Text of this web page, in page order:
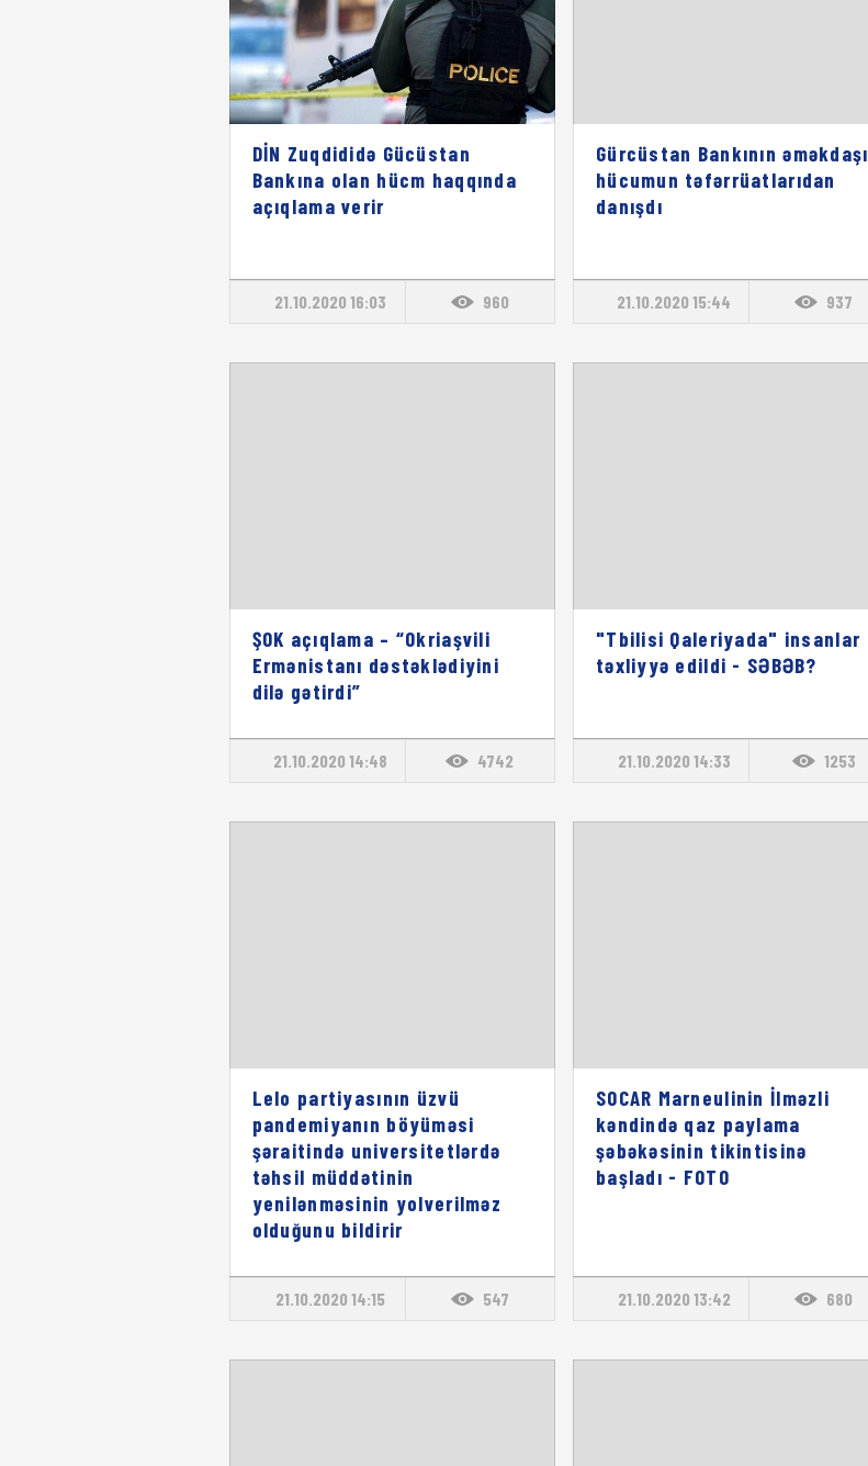
DİN Zuqdididə Gücüstan
Bankına olan hücm haqqında
açıqlama verir
21.10.2020 16:03 960
Gürcüstan Bankının əməkdaşı
hücumun təfərrüatlarıdan
danışdı
21.10.2020 15:44 937
ŞOK açıqlama – “Okriaşvili
Ermənistanı dəstəklədiyini
dilə gətirdi”
21.10.2020 14:48 4742
"Tbilisi Qaleriyada" insanlar
təxliyyə edildi - SƏBƏB?
21.10.2020 14:33 1253
Lelo partiyasının üzvü
pandemiyanın böyüməsi
şəraitində universitetlərdə
təhsil müddətinin
yenilənməsinin yolverilməz
olduğunu bildirir
21.10.2020 14:15 547
SOCAR Marneulinin İlməzli
kəndində qaz paylama
şəbəkəsinin tikintisinə
başladı - FOTO
21.10.2020 13:42 680